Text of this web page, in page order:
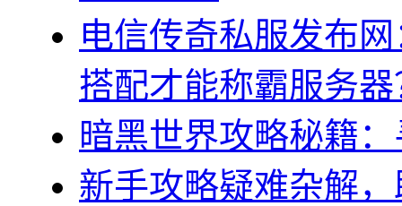
电信传奇私服发布
搭配才能称霸服务器
暗黑世界攻略秘籍
新手攻略疑难杂解